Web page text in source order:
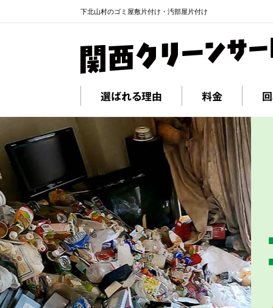
下北山村のゴミ屋敷片付け・汚部屋片付け
選ばれる理由 料金